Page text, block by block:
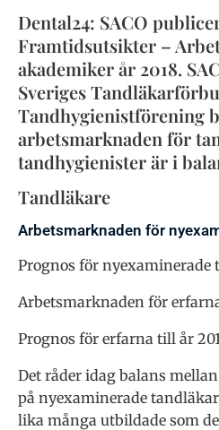
Dental24: SACO
Framtidsutsikter –
akademiker år 2018.
Sveriges
Tandhygienistförening
arbetsmarknaden för
tandhygienister är i
Tandläkare
Arbetsmarknaden för
Prognos för nyexaminerade
Arbetsmarknaden för
Prognos för erfarna till år
Det råder idag balans
på nyexaminerade
lika många utbildade som